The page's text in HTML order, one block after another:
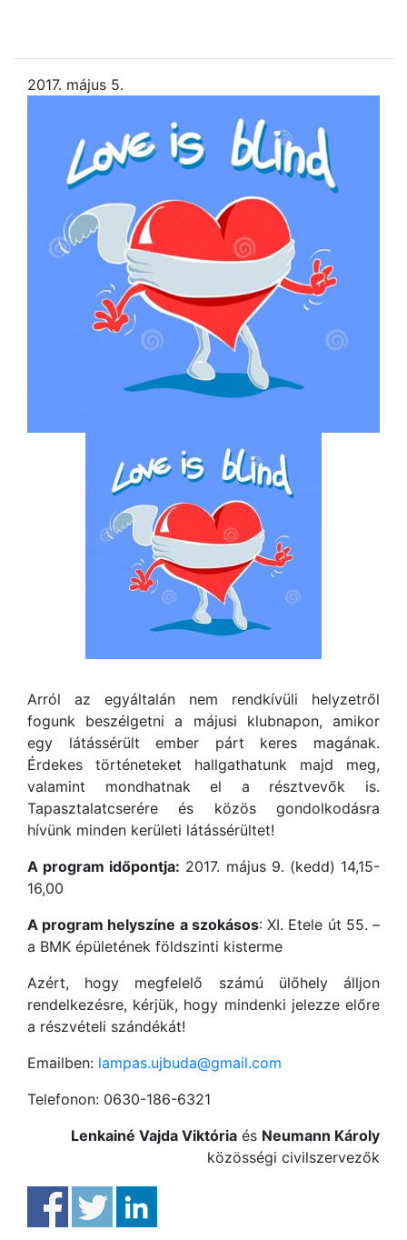
2017. május 5.
Arról az egyáltalán nem rendkívüli helyzetről
fogunk beszélgetni a májusi klubnapon, amikor
egy látássérült ember párt keres magának.
Érdekes történeteket hallgathatunk majd meg,
valamint mondhatnak el a résztvevők is.
Tapasztalatcserére és közös gondolkodásra
hívünk minden kerületi látássérültet!
A program időpontja: 2017. május 9. (kedd) 14,15-
16,00
A program helyszíne a szokásos: XI. Etele út 55. –
a BMK épületének földszinti kisterme
Azért, hogy megfelelő számú ülőhely álljon
rendelkezésre, kérjük, hogy mindenki jelezze előre
a részvételi szándékát!
Emailben: lampas.ujbuda@gmail.com
Telefonon: 0630-186-6321
Lenkainé Vajda Viktória és Neumann Károly
közösségi civilszervezők